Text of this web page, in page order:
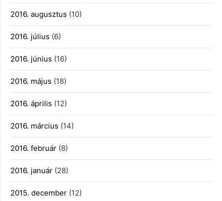
2016. augusztus (10)
2016. július (6)
2016. június (16)
2016. május (18)
2016. április (12)
2016. március (14)
2016. február (8)
2016. január (28)
2015. december (12)